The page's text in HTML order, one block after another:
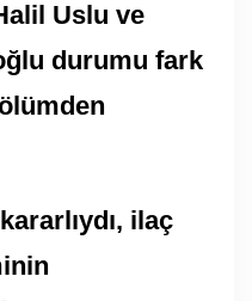
Uslu ve
durumu fark
ilaç